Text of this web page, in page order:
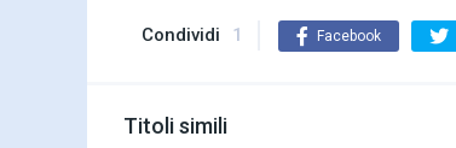
Condividi 1 Facebook
Titoli simili